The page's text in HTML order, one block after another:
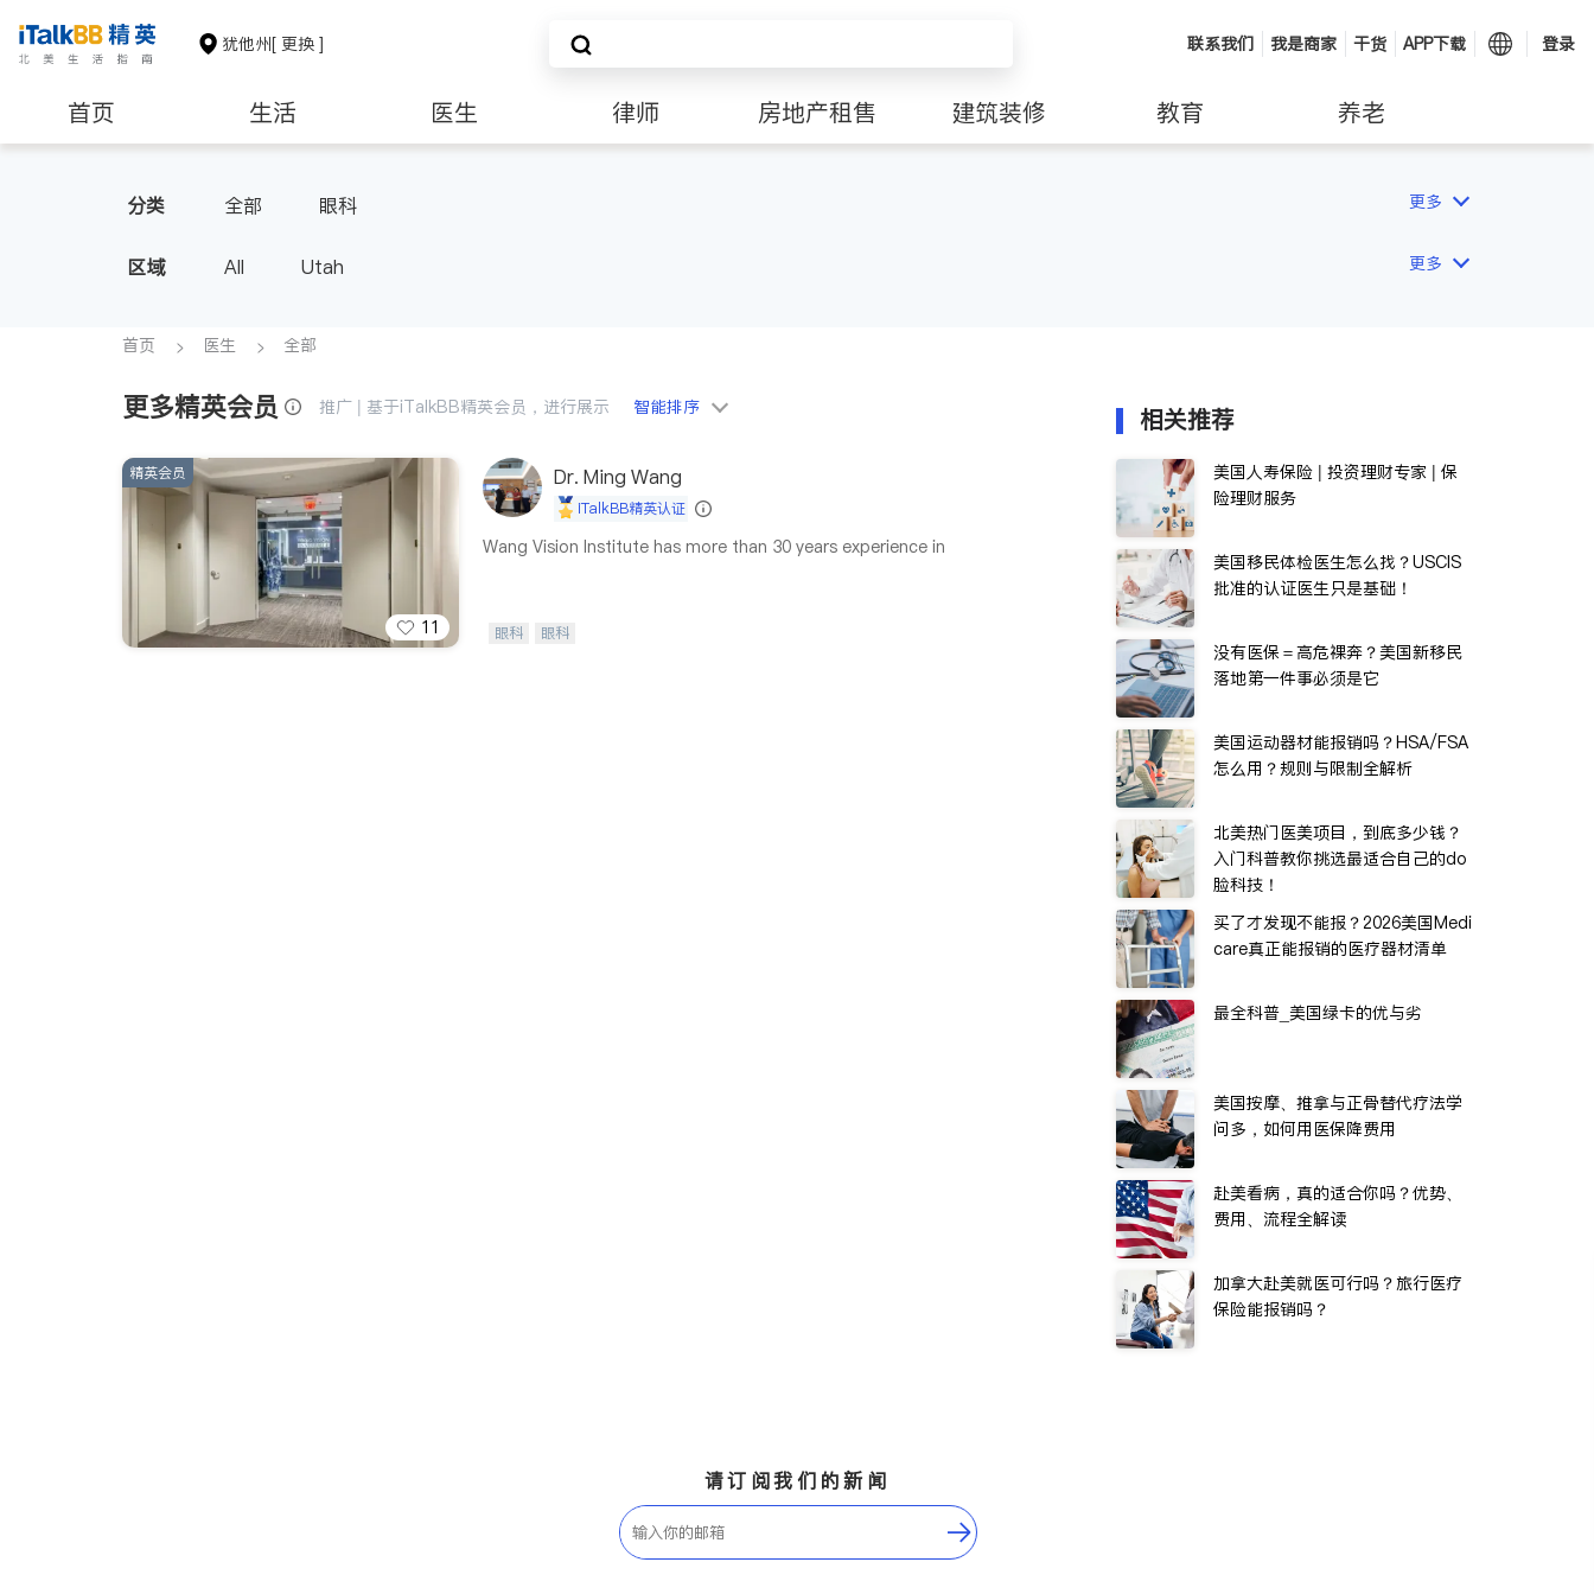
犹他州[ 更换 ] 联系我们 我是商家 干货 APP下载 登录
首页 生活 医生 律师 房地产租售 建筑装修 教育 养老
分类 全部 眼科 更多
区域 All Utah 更多
首页 医生 全部
更多精英会员 推广 | 基于iTalkBB精英会员，进行展示 智能排序
11
精英会员 Dr. Ming Wang
iTalkBB精英认证
Wang Vision Institute has more than 30 years experience in
眼科 眼科
相关推荐
美国人寿保险 | 投资理财专家 | 保
险理财服务
美国移民体检医生怎么找？USCIS
批准的认证医生只是基础！
没有医保＝高危裸奔？美国新移民
落地第一件事必须是它
美国运动器材能报销吗？HSA/FSA
怎么用？规则与限制全解析
北美热门医美项目，到底多少钱？
入门科普教你挑选最适合自己的do
脸科技！
买了才发现不能报？2026美国Medi
care真正能报销的医疗器材清单
最全科普_美国绿卡的优与劣
美国按摩、推拿与正骨替代疗法学
问多，如何用医保降费用
赴美看病，真的适合你吗？优势、
费用、流程全解读
加拿大赴美就医可行吗？旅行医疗
保险能报销吗？
请订阅我们的新闻